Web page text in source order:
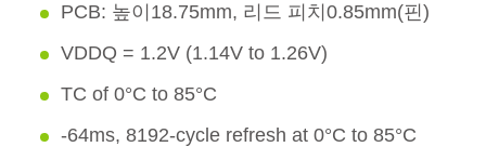
PCB: 높이18.75mm, 리드 피치0.85mm(핀)
VDDQ = 1.2V (1.14V to 1.26V)
TC of 0°C to 85°C
-64ms, 8192-cycle refresh at 0°C to 85°C